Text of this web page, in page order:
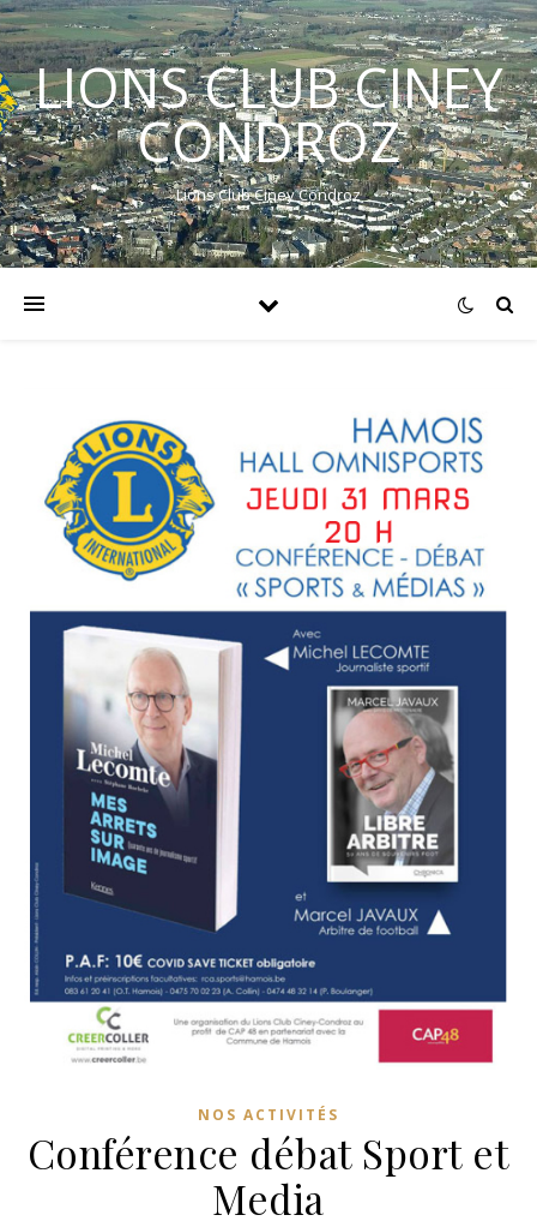
LIONS CLUB CINEY
CONDROZ
Lions Club Ciney Condroz
NOS ACTIVITÉS
Conférence débat Sport et
Media